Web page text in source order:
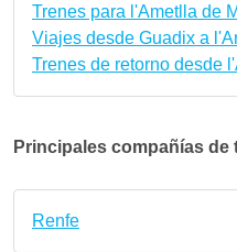
Trenes para l'Ametlla de
Viajes desde Guadix a
Trenes de retorno desde
Principales compañías de
Renfe